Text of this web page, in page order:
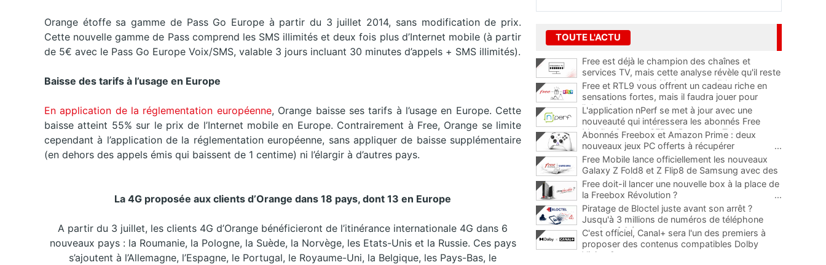
Orange étoffe sa gamme de Pass Go Europe à partir du 3 juillet 2014, sans modification de prix.
Cette nouvelle gamme de Pass comprend les SMS illimités et deux fois plus d’Internet mobile (à partir
de 5€ avec le Pass Go Europe Voix/SMS, valable 3 jours incluant 30 minutes d’appels + SMS illimités).
Baisse des tarifs à l’usage en Europe
En application de la réglementation européenne, Orange baisse ses tarifs à l’usage en Europe. Cette
baisse atteint 55% sur le prix de l’Internet mobile en Europe. Contrairement à Free, Orange se limite
cependant à l’application de la réglementation européenne, sans appliquer de baisse supplémentaire
(en dehors des appels émis qui baissent de 1 centime) ni l’élargir à d’autres pays.
La 4G proposée aux clients d’Orange dans 18 pays, dont 13 en Europe
A partir du 3 juillet, les clients 4G d’Orange bénéficieront de l’itinérance internationale 4G dans 6
nouveaux pays : la Roumanie, la Pologne, la Suède, la Norvège, les Etats-Unis et la Russie. Ces pays
s’ajoutent à l’Allemagne, l’Espagne, le Portugal, le Royaume-Uni, la Belgique, les Pays-Bas, le
TOUTE L'ACTU
Free est déjà le champion des chaînes et
services TV, mais cette analyse révèle qu'il reste
encore au moins 141 ajouts possibles
Free et RTL9 vous offrent un cadeau riche en
sensations fortes, mais il faudra jouer pour
l'obtenir
L'application nPerf se met à jour avec une
nouveauté qui intéressera les abonnés Free
Mobile, Orange, SFR et Bouygues Telecom
Abonnés Freebox et Amazon Prime : deux
nouveaux jeux PC offerts à récupérer
...
Free Mobile lance officiellement les nouveaux
Galaxy Z Fold8 et Z Flip8 de Samsung avec des
promos et des cadeaux
...
Free doit-il lancer une nouvelle box à la place de
la Freebox Révolution ?
...
Piratage de Bloctel juste avant son arrêt ?
Jusqu'à 3 millions de numéros de téléphone
auraient fuité
C'est officiel, Canal+ sera l'un des premiers à
proposer des contenus compatibles Dolby
Vision 2